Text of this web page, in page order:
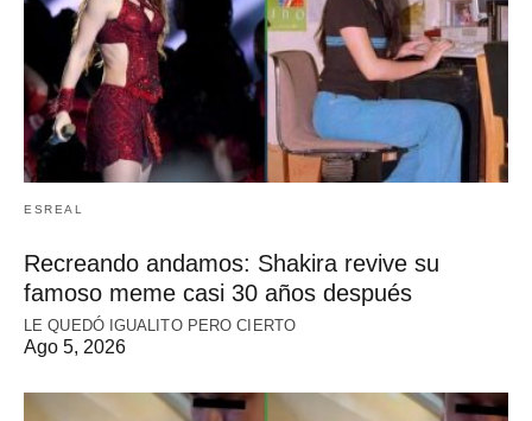
ESREAL
Recreando andamos: Shakira revive su
famoso meme casi 30 años después
LE QUEDÓ IGUALITO PERO CIERTO
Ago 5, 2026